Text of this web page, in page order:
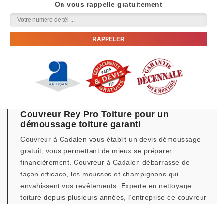
On vous rappelle gratuitement
Couvreur Rey Pro Toiture pour un
démoussage toiture garanti
Couvreur à Cadalen vous établit un devis démoussage
gratuit, vous permettant de mieux se préparer
financièrement. Couvreur à Cadalen débarrasse de
façon efficace, les mousses et champignons qui
envahissent vos revêtements. Experte en nettoyage
toiture depuis plusieurs années, l’entreprise de couvreur